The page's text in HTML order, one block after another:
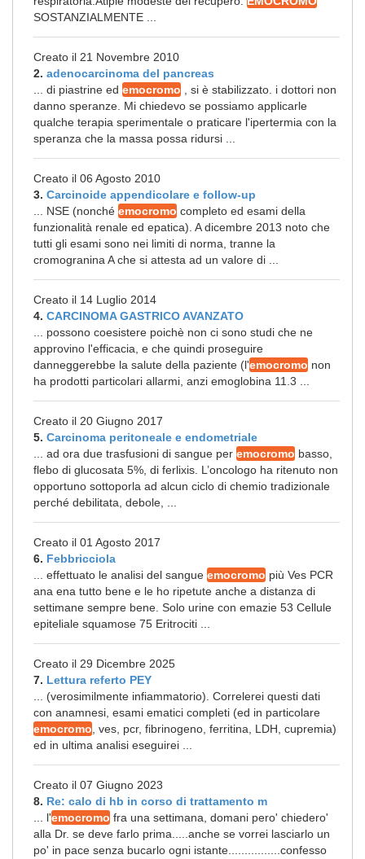
SOSTANZIALMENTE ...
Creato il 21 Novembre 2010
2. adenocarcinoma del pancreas
... di piastrine ed emocromo , si è stabilizzato. i dottori non
danno speranze. Mi chiedevo se possiamo applicarle
qualche terapia sperimentale o praticare l'ipertermia con la
speranza che la massa possa ridursi ...
Creato il 06 Agosto 2010
3. Carcinoide appendicolare e follow-up
... NSE (nonché emocromo completo ed esami della
funzionalità renale ed epatica). A dicembre 2013 noto che
tutti gli esami sono nei limiti di norma, tranne la
cromogranina A che si attesta ad un valore di ...
Creato il 14 Luglio 2014
4. CARCINOMA GASTRICO AVANZATO
... possono coesistere poichè non ci sono studi che ne
approvino l'efficacia, e che quindi proseguire
danneggerebbe la salute della paziente (l'emocromo non
ha prodotti particolari allarmi, anzi emoglobina 11.3 ...
Creato il 20 Giugno 2017
5. Carcinoma peritoneale e endometriale
... ad ora due trasfusioni di sangue per emocromo basso,
flebo di glucosata 5%, di ferlixis. L’oncologo ha ritenuto non
opportuno sottoporla ad alcun ciclo di chemio tradizionale
perché debilitata, debole, ...
Creato il 01 Agosto 2017
6. Febbricciola
... effettuato le analisi del sangue emocromo più Ves PCR
ana ena tutto bene e le ho ripetute anche a distanza di
settimane sempre bene. Solo urine con emazie 53 Cellule
epiteliale squamose 75 Eritrociti ...
Creato il 29 Dicembre 2025
7. Lettura referto PEY
... (verosimilmente infiammatorio). Correlerei questi dati
con anamnesi, esami ematici completi (ed in particolare
emocromo , ves, pcr, fibrinogeno, ferritina, LDH, cupremia)
ed in ultima analisi eseguirei ...
Creato il 07 Giugno 2023
8. Re: calo di hb in corso di trattamento m
... l'emocromo fra una settimana, domani pero' chiedero'
alla Dr. se deve farlo prima.....anche se vorrei lasciarlo un
po' in pace senza bucarlo ogni istante................confesso